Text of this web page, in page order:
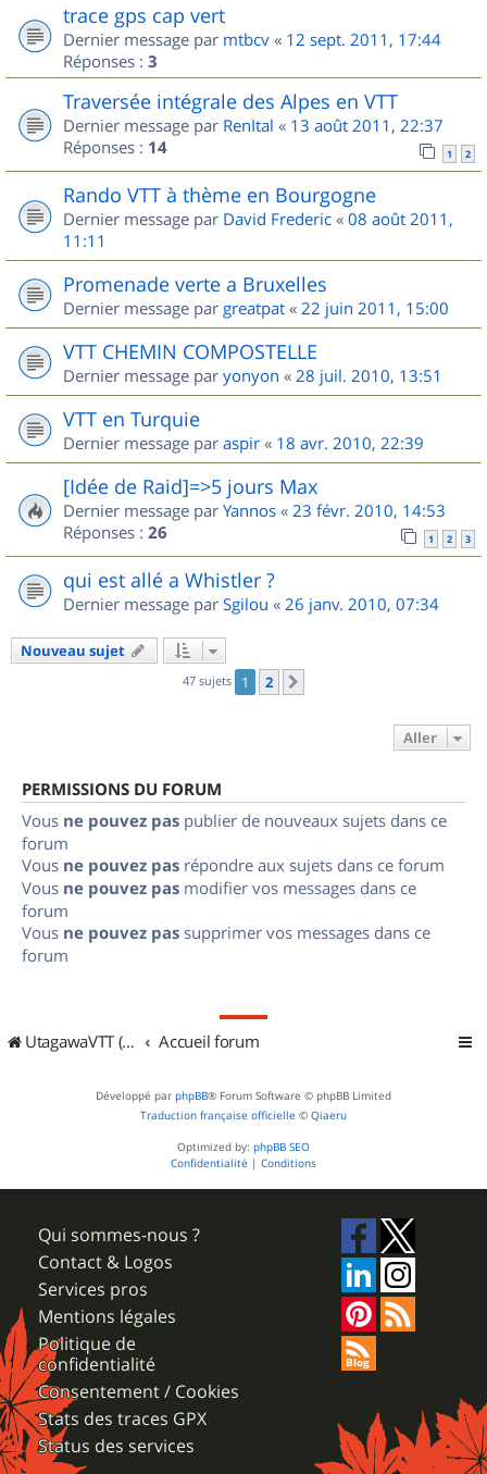
trace gps cap vert
Dernier message par mtbcv « 12 sept. 2011, 17:44
Réponses : 3
Traversée intégrale des Alpes en VTT
Dernier message par RenItal « 13 août 2011, 22:37
Réponses : 14 1 2
Rando VTT à thème en Bourgogne
Dernier message par David Frederic « 08 août 2011,
11:11
Promenade verte a Bruxelles
Dernier message par greatpat « 22 juin 2011, 15:00
VTT CHEMIN COMPOSTELLE
Dernier message par yonyon « 28 juil. 2010, 13:51
VTT en Turquie
Dernier message par aspir « 18 avr. 2010, 22:39
[Idée de Raid]=>5 jours Max
Dernier message par Yannos « 23 févr. 2010, 14:53
Réponses : 26 1 2 3
qui est allé a Whistler ?
Dernier message par Sgilou « 26 janv. 2010, 07:34
Nouveau sujet
47 sujets 1 2
Aller
PERMISSIONS DU FORUM
Vous ne pouvez pas publier de nouveaux sujets dans ce
forum
Vous ne pouvez pas répondre aux sujets dans ce forum
Vous ne pouvez pas modifier vos messages dans ce
forum
Vous ne pouvez pas supprimer vos messages dans ce
forum
UtagawaVTT (Randos VTT et VTTAE avec traces GPS) Accueil forum
Développé par phpBB® Forum Software © phpBB Limited
Traduction française officielle © Qiaeru
Optimized by: phpBB SEO
Confidentialité | Conditions
Qui sommes-nous ?
Contact & Logos
Services pros
Mentions légales
Politique de
confidentialité
Consentement / Cookies
Stats des traces GPX
Status des services